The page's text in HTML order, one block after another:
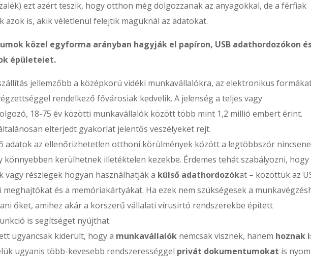
ezt azért teszik, hogy otthon még dolgozzanak az anyagokkal, de a férfiak
azok is, akik véletlenül felejtik maguknál az adatokat.
közel egyforma arányban hagyják el papíron, USB adathordozókon
épületeiet.
jellemzőbb a középkorú vidéki munkavállalókra, az elektronikus
rendelkező fővárosiak kedvelik. A jelenség a teljes vagy
18-75 év közötti munkavállalók között több mint 1,2 millió embert érint.
elterjedt gyakorlat jelentős veszélyeket rejt.
adatok az ellenőrizhetetlen otthoni körülmények között a legtöbbször
könnyebben kerülhetnek illetéktelen kezekbe. Érdemes tehát szabályozni, hogy
vagy részlegek hogyan használhatják a külső adathordozókat – közöttük az
és a memóriakártyákat. Ha ezek nem szükségesek a
őket, amihez akár a korszerű vállalati vírusirtó rendszerekbe épített
is segítséget nyújthat.
ugyancsak kiderült, hogy a munkavállalók nemcsak visznek, hanem hoznak
ugyanis több-kevesebb rendszerességgel privát dokumentumokat is